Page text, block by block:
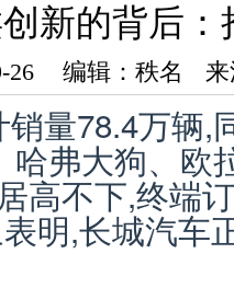
新的背后
26 编辑：秩名
量78.4万辆,
哈弗大狗、欧
高不下,终端
明,长城汽车